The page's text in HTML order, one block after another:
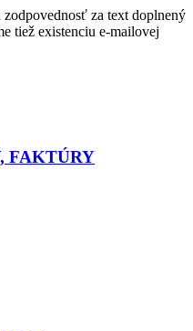
zodpovednosť za text doplnený
tiež existenciu e-mailovej
FAKTÚRY